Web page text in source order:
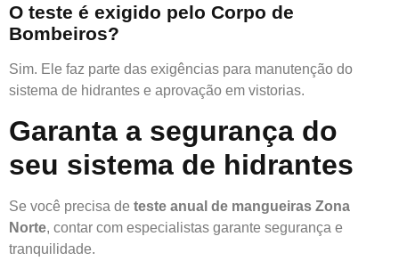
O teste é exigido pelo Corpo de
Bombeiros?
Sim. Ele faz parte das exigências para manutenção do
sistema de hidrantes e aprovação em vistorias.
Garanta a segurança do
seu sistema de hidrantes
Se você precisa de teste anual de mangueiras Zona
Norte, contar com especialistas garante segurança e
tranquilidade.